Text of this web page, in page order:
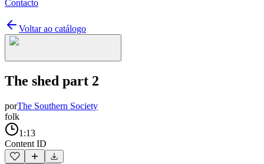
Contacto
Voltar ao catálogo
The shed part 2
porThe Southern Society
folk
1:13
Content ID